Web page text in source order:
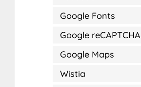
Google Fonts
Google reCAPTCHA
Google Maps
Wistia